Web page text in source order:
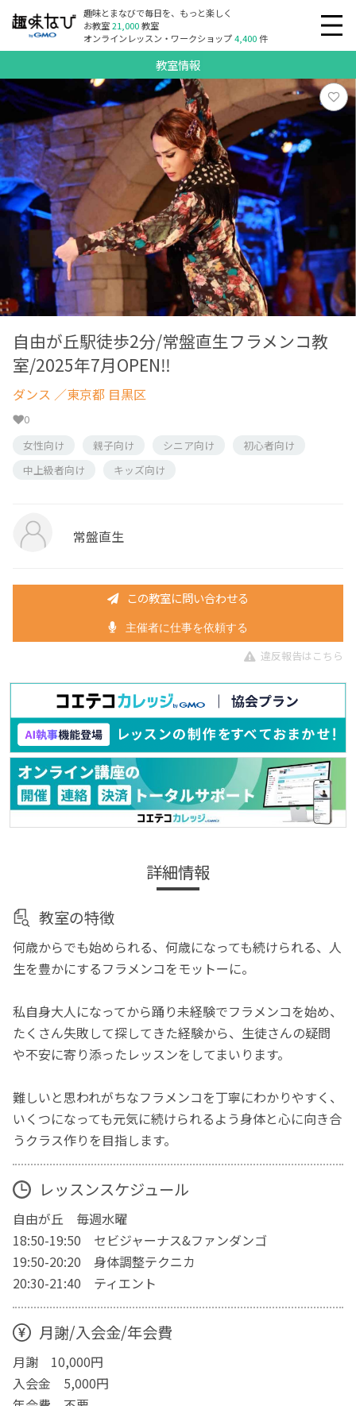
趣味とまなびで毎日を、もっと楽しく
お教室21,000教室
オンラインレッスン・ワークショップ4,400件
教室情報
自由が丘駅徒歩2分/常盤直生フラメンコ教
室/2025年7月OPEN‼️
ダンス ／東京都 目黒区
0
女性向け
親子向け シニア向け
初心者向け
中上級者向け
キッズ向け
常盤直生
この教室に問い合わせる
主催者に仕事を依頼する
違反報告はこちら
詳細情報
教室の特徴
何歳からでも始められる、何歳になっても続けられる、人
生を豊かにするフラメンコをモットーに。
私自身大人になってから踊り未経験でフラメンコを始め、
たくさん失敗して探してきた経験から、生徒さんの疑問
や不安に寄り添ったレッスンをしてまいります。
難しいと思われがちなフラメンコを丁寧にわかりやすく、
いくつになっても元気に続けられるよう身体と心に向き合
うクラス作りを目指します。
レッスンスケジュール
自由が丘 毎週水曜
18:50-19:50 セビジャーナス&ファンダンゴ
19:50-20:20 身体調整テクニカ
20:30-21:40 ティエント
月謝/入会金/年会費
月謝 10,000円
入会金 5,000円